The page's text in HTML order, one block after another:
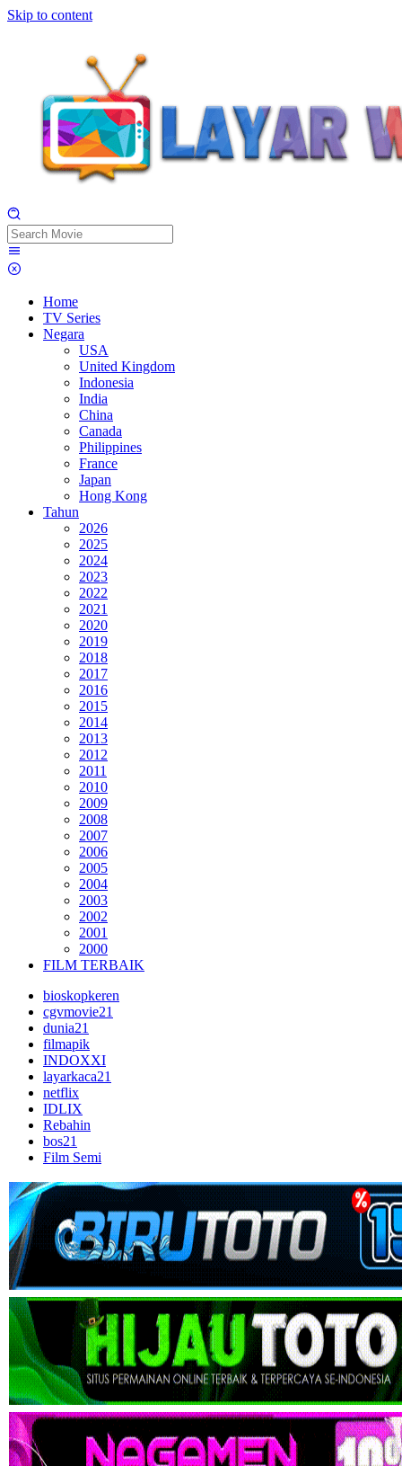
Skip to content
Home
TV Series
Negara
USA
United Kingdom
Indonesia
India
China
Canada
Philippines
France
Japan
Hong Kong
Tahun
2026
2025
2024
2023
2022
2021
2020
2019
2018
2017
2016
2015
2014
2013
2012
2011
2010
2009
2008
2007
2006
2005
2004
2003
2002
2001
2000
FILM TERBAIK
bioskopkeren
cgvmovie21
dunia21
filmapik
INDOXXI
layarkaca21
netflix
IDLIX
Rebahin
bos21
Film Semi